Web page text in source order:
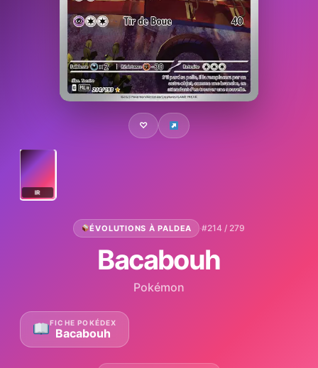
♡
IR
ÉVOLUTIONS À PALDEA ·#214 / 279
Bacabouh
Pokémon
FICHE POKÉDEX
Bacabouh